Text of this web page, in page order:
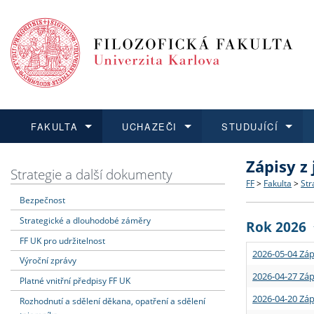
FAKULTA
Dozvědět se více
Struktura
Strategie
Podpora
UCHAZEČI
Podat přihlášku
Co
Učitelské
STUDUJÍCÍ
Dozvědět se více
Rigorózní
Dozvědět se více
O vědě a
Granty a
Dozvědět se více
Aktuální
Strategie a další dokumenty
Bezpečnost
Strategické a dlouhodobé záměry
FF UK pro udržitelnost
Výroční zprávy
Platné vnitřní předpisy FF UK
Rozhodnutí a sdělení děkana, opatření a sdělení
Zápisy
FF > Fakulta >
Rok 2026
2026-05-04
2026-04-27
2026-04-20